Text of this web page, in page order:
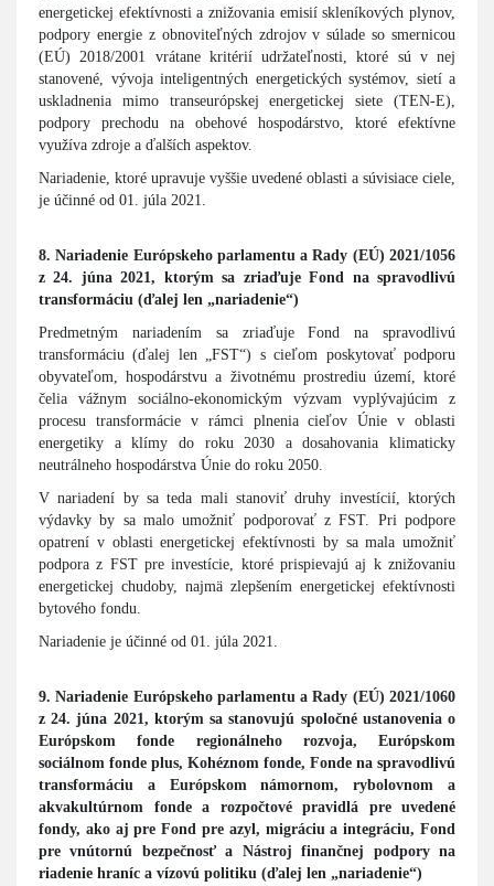
energetickej efektívnosti a znižovania emisií skleníkových plynov,
podpory energie z obnoviteľných zdrojov v súlade so smernicou
(EÚ) 2018/2001 vrátane kritérií udržateľnosti, ktoré sú v nej
stanovené, vývoja inteligentných energetických systémov, sietí a
uskladnenia mimo transeurópskej energetickej siete (TEN-E),
podpory prechodu na obehové hospodárstvo, ktoré efektívne
využíva zdroje a ďalších aspektov.
Nariadenie, ktoré upravuje vyššie uvedené oblasti a súvisiace ciele,
je účinné od 01. júla 2021.
8. Nariadenie Európskeho parlamentu a Rady (EÚ) 2021/1056
z 24. júna 2021, ktorým sa zriaďuje Fond na spravodlivú
transformáciu (ďalej len „nariadenie“)
Predmetným nariadením sa zriaďuje Fond na spravodlivú
transformáciu (ďalej len „FST“) s cieľom poskytovať podporu
obyvateľom, hospodárstvu a životnému prostrediu území, ktoré
čelia vážnym sociálno-ekonomickým výzvam vyplývajúcim z
procesu transformácie v rámci plnenia cieľov Únie v oblasti
energetiky a klímy do roku 2030 a dosahovania klimaticky
neutrálneho hospodárstva Únie do roku 2050.
V nariadení by sa teda mali stanoviť druhy investícií, ktorých
výdavky by sa malo umožniť podporovať z FST. Pri podpore
opatrení v oblasti energetickej efektívnosti by sa mala umožniť
podpora z FST pre investície, ktoré prispievajú aj k znižovaniu
energetickej chudoby, najmä zlepšením energetickej efektívnosti
bytového fondu.
Nariadenie je účinné od 01. júla 2021.
9. Nariadenie Európskeho parlamentu a Rady (EÚ) 2021/1060
z 24. júna 2021, ktorým sa stanovujú spoločné ustanovenia o
Európskom fonde regionálneho rozvoja, Európskom
sociálnom fonde plus, Kohéznom fonde, Fonde na spravodlivú
transformáciu a Európskom námornom, rybolovnom a
akvakultúrnom fonde a rozpočtové pravidlá pre uvedené
fondy, ako aj pre Fond pre azyl, migráciu a integráciu, Fond
pre vnútornú bezpečnosť a Nástroj finančnej podpory na
riadenie hraníc a vízovú politiku (ďalej len „nariadenie“)